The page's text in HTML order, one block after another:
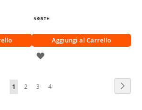
Aggiungi al Carrello
AGGIUNGI
LISTA
Pagina
Attualmente
1 Pagina
2 Pagina
3 Pagina
4